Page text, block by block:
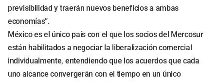
previsibilidad y traerán nuevos beneficios a ambas
economías”.
México es el único país con el que los socios del Mercosur
están habilitados a negociar la liberalización comercial
individualmente, entendiendo que los acuerdos que cada
uno alcance convergerán con el tiempo en un único